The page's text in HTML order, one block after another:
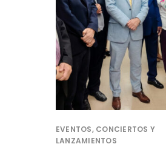
EVENTOS, CONCIERTOS Y
LANZAMIENTOS